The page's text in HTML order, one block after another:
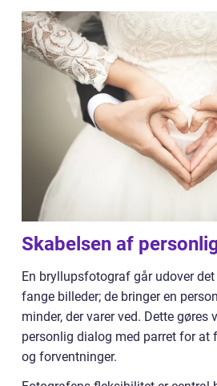
Skabelsen af
En bryllupsfotograf går udover
fange billeder; de bringer en
minder, der varer ved. Dette gøres
personlig dialog med parret for at
og forventninger.